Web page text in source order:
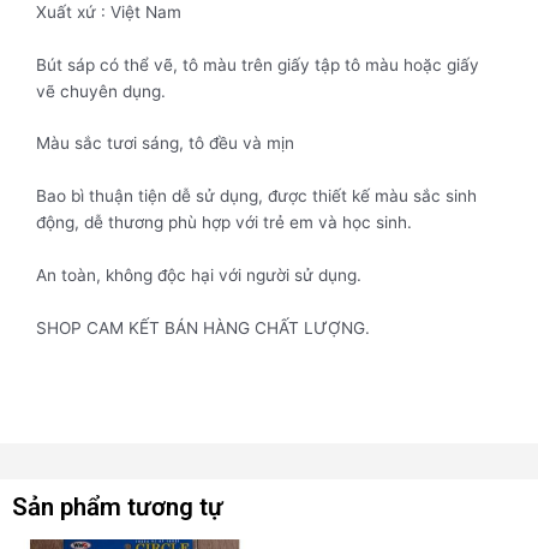
Xuất xứ : Việt Nam
Bút sáp có thể vẽ, tô màu trên giấy tập tô màu hoặc giấy
vẽ chuyên dụng.
Màu sắc tươi sáng, tô đều và mịn
Bao bì thuận tiện dễ sử dụng, được thiết kế màu sắc sinh
động, dễ thương phù hợp với trẻ em và học sinh.
An toàn, không độc hại với người sử dụng.
SHOP CAM KẾT BÁN HÀNG CHẤT LƯỢNG.
Sản phẩm tương tự